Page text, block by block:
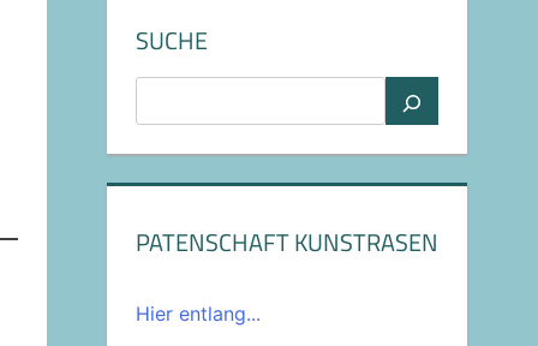
SUCHE
PATENSCHAFT KUNSTRASEN
Hier entlang...